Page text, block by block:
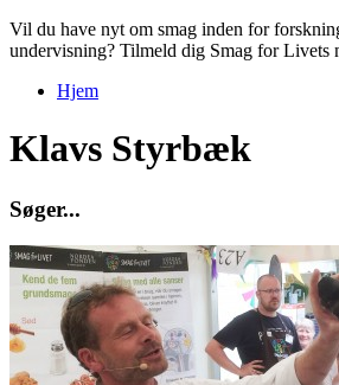
Vil du have nyt om smag inden for
undervisning? Tilmeld dig Smag for Livets
Hjem
Klavs Styrbæk
Søger...